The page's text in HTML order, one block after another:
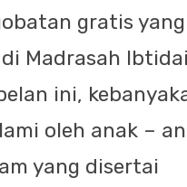
gratis yang
Madrasah
ini,
oleh anak –
yang disertai